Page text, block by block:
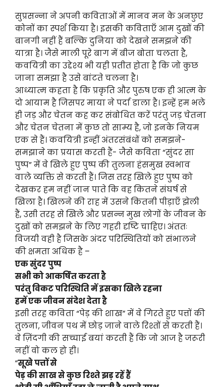
सुप्रसन्ना ने अपनी कविताओं में मानव मन के अनछुए
कोनों का स्पर्श किया है। इसकी कविताएँ आम दुखों की
बानगी नहीं हैं बल्कि दुनिया को देखने समझने की
यात्रा है। जैसे माली पूरे बाग में बीज बोता चलता है,
कवयित्री का उद्देश्य भी यही प्रतीत होता है कि जो कुछ
जाना समझा है उसे बांटते चलना है।
आध्यात्म कहता है कि प्रकृति और पुरुष एक ही आत्म के
दो आयाम है जिसपर माया ने पर्दा डाला है। इन्हें हम भले
ही जड़ और चेतन कह कर संबोधित करें परंतु जड़ चेतना
और चेतन चेतना में कुछ तो साम्य है, जो इनके नियम
एक से हैं। कवयित्री इन्हीं अंतरसंबंधों को समझने-
समझाने का प्रयास करती हैं- जैसे कविता “सुंदर सा
पुष्प” में वे खिले हुए पुष्प की तुलना हंसमुख स्वभाव
वाले व्यक्ति से करती हैं। जिस तरह खिले हुए पुष्प को
देखकर हम नहीं जान पाते कि वह कितने संघर्ष से
खिला है। खिलने की राह में उसने कितनी पीड़ाएँ झेली
हैं, उसी तरह से खिले और प्रसन्न मुख लोगों के जीवन के
दुखों को समझने के लिए गहरी दृष्टि चाहिए। अंततः
विजयी वही है जिसके अंदर परिस्थितियों को संभालने
की क्षमता अधिक है –
एक सुंदर पुष्प
सभी को आकर्षित करता है
परंतु विकट परिस्थिति में इसका खिले रहना
हमें एक जीवन संदेश देता है
इसी तरह कविता “पेड़ की शाख” में वे गिरते हुए पत्तों की
तुलना, जीवन पथ में छोड़ जाने वाले रिश्तों से करती हैं।
वे ज़िंदगी की सच्चाई बयां करती हैं कि जो आज है जरूरी
नहीं वो कल हो ही।
“सूखे पत्तों से
पेड़ की साख से कुछ रिश्ते झड़ रहें हैं